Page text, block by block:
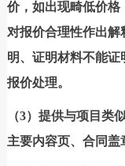
价，如出现畸低价格
对报价合理性作出
明、证明材料不能
报价处理。
（3）提供与项目类
主要内容页、合同盖